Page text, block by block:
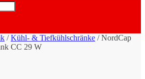
/Kühl- & Tiefkühlschränke /NordCap
CC 29 W